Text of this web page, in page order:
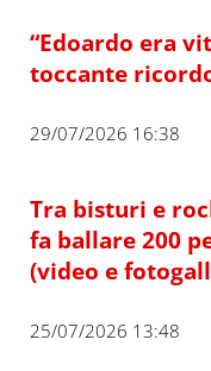
“Edoardo era
toccante
29/07/2026 16:38
Tra bisturi e
fa ballare 200
(video e
25/07/2026 13:48